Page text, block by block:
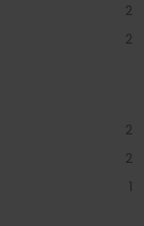
2
2
2
2
1